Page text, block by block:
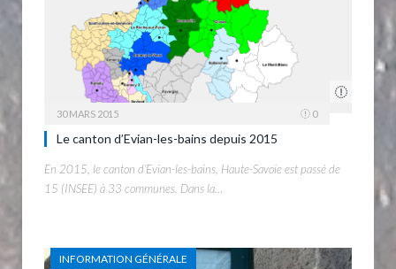
30 MARS 2015 0
Le canton d’Evian-les-bains depuis 2015
En 2015, le canton d’Evian-les-bains, Haute-Savoie est passé de
15 (INSEE) à 33 communes. Dans la…
INFORMATION GÉNÉRALE